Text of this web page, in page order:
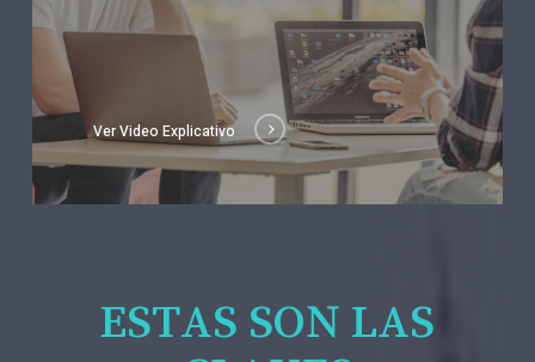
Ver Video Explicativo
ESTAS SON LAS